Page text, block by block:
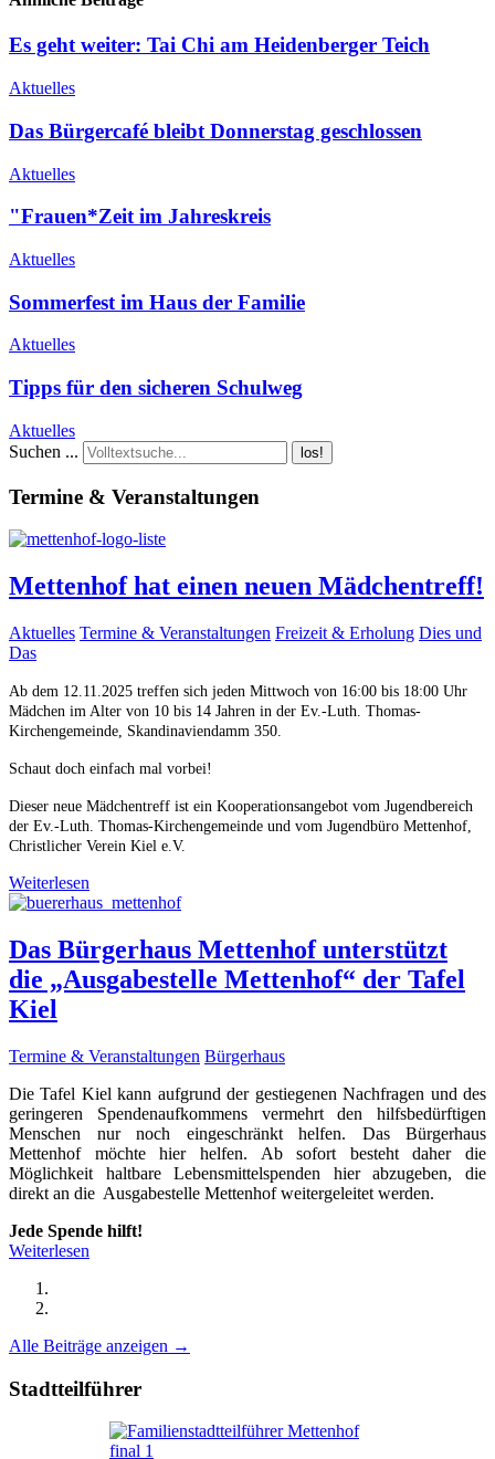
Es geht weiter: Tai Chi am Heidenberger Teich
Aktuelles
Das Bürgercafé bleibt Donnerstag geschlossen
Aktuelles
"Frauen*Zeit im Jahreskreis
Aktuelles
Sommerfest im Haus der Familie
Aktuelles
Tipps für den sicheren Schulweg
Aktuelles
Suchen ...
los!
Termine & Veranstaltungen
Mettenhof hat einen neuen Mädchentreff!
Aktuelles Termine & Veranstaltungen Freizeit & Erholung Dies und
Das
Ab dem 12.11.2025 treffen sich jeden Mittwoch von 16:00 bis 18:00 Uhr
Mädchen im Alter von 10 bis 14 Jahren in der Ev.-Luth. Thomas-
Kirchengemeinde, Skandinaviendamm 350.
Schaut doch einfach mal vorbei!
Dieser neue Mädchentreff ist ein Kooperationsangebot vom Jugendbereich
der Ev.-Luth. Thomas-Kirchengemeinde und vom Jugendbüro Mettenhof,
Christlicher Verein Kiel e.V.
Weiterlesen
Das Bürgerhaus Mettenhof unterstützt
die „Ausgabestelle Mettenhof“ der Tafel
Kiel
Termine & Veranstaltungen Bürgerhaus
Die Tafel Kiel kann aufgrund der gestiegenen Nachfragen und des
geringeren Spendenaufkommens vermehrt den hilfsbedürftigen
Menschen nur noch eingeschränkt helfen. Das Bürgerhaus
Mettenhof möchte hier helfen. Ab sofort besteht daher die
Möglichkeit haltbare Lebensmittelspenden hier abzugeben, die
direkt an die Ausgabestelle Mettenhof weitergeleitet werden.
Jede Spende hilft!
Weiterlesen
Alle Beiträge anzeigen →
Stadtteilführer